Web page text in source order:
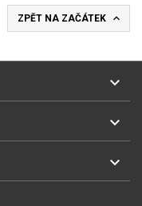
ZPĚT NA ZAČÁTEK 


